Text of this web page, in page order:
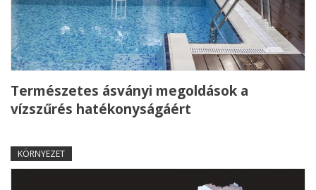
Természetes ásványi megoldások a
vízszűrés hatékonyságáért
KÖRNYEZET